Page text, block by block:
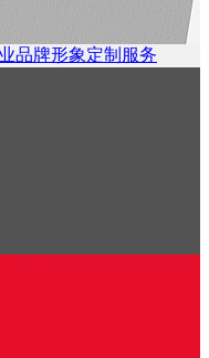
品牌形象定制服务